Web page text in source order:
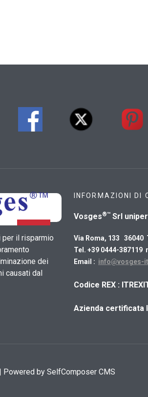
il risparmio
dei
causati dal
INFORMAZIONI DI
Vosges®™ Srl
Via Roma, 133
Tel. +39 0444-
Email : info@vosges-
​Codice REX :
Azienda certificata
| Powered by SelfComposer CMS